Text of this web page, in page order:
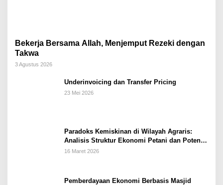
Bekerja Bersama Allah, Menjemput Rezeki dengan
Takwa
3 Agustus 2026
Underinvoicing dan Transfer Pricing
23 Mei 2026
Paradoks Kemiskinan di Wilayah Agraris:
Analisis Struktur Ekonomi Petani dan Potensi
Pemberdayaan Berbasis Masjid di Kabupaten
16 Maret 2026
Pemberdayaan Ekonomi Berbasis Masjid